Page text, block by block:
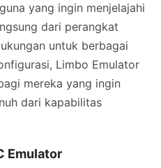
yang ingin menjelajahi
dari perangkat
untuk berbagai
Limbo Emulator
mereka yang ingin
dari kapabilitas
Emulator